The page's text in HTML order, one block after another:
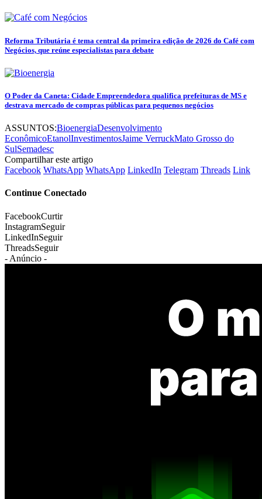
Reforma Tributária é tema central da primeira edição de 2026 do Café com
Negócios, que reúne especialistas para debate
O Poder da Caneta: Cidade Empreendedora qualifica prefeituras de MS e
destrava mercado de compras públicas para pequenos negócios
ASSUNTOS:BioenergiaDesenvolvimento
EconômicoEtanolInvestimentosJaime VerruckMato Grosso do
SulSemadesc
Compartilhar este artigo
Facebook WhatsApp WhatsApp LinkedIn Telegram Threads Link
Continue Conectado
FacebookCurtir
InstagramSeguir
LinkedInSeguir
ThreadsSeguir
- Anúncio -